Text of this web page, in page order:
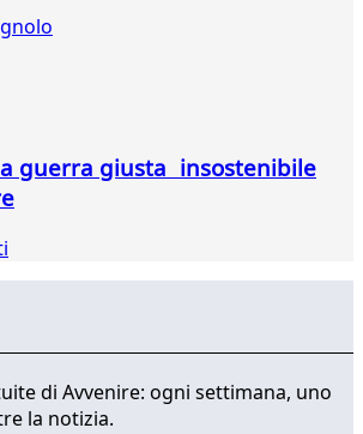
guerra giusta insostenibile
di Avvenire: ogni settimana, uno
la notizia.